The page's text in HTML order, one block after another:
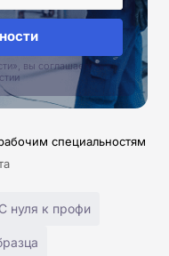
вы соглашаетесь с
специальностям
С нуля к профи